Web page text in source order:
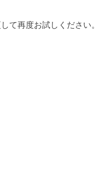
て再度お試しください。